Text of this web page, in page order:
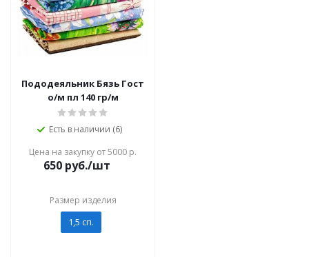
Пододеяльник Бязь Гост
о/м пл 140 гр/м
Есть в наличии (6)
Цена на закупку от 5000 р.
650 руб./шт
Размер изделия
1,5 сп.